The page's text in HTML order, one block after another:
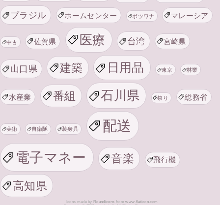
ブラジル ホームセンター ボツワナ マレーシア
中古 佐賀県 医療 台湾 宮崎県
山口県 建築 日用品 東京 林業
水産業 番組 石川県 祭り 総務省
美術 自衛隊 装身具 配送
電子マネー 音楽 飛行機
高知県
Icons made by Roundicons fromwww.flaticon.com